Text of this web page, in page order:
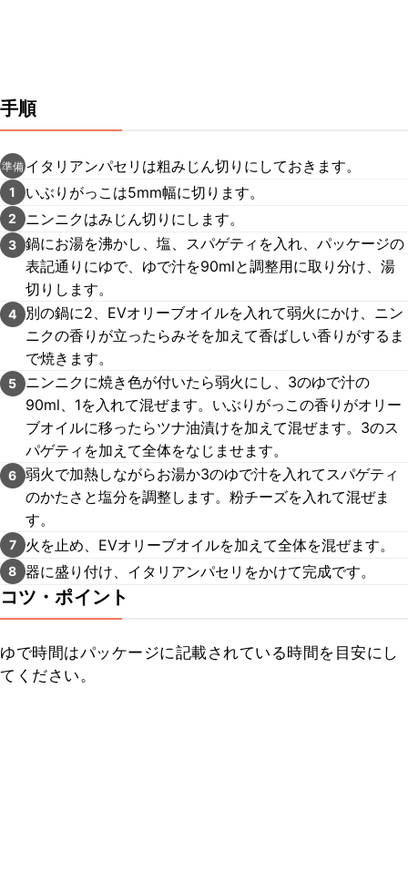
手順
準備 イタリアンパセリは粗みじん切りにしておきます。
1 いぶりがっこは5mm幅に切ります。
2 ニンニクはみじん切りにします。
3 鍋にお湯を沸かし、塩、スパゲティを入れ、パッケージの
表記通りにゆで、ゆで汁を90mlと調整用に取り分け、湯
切りします。
4
別の鍋に2、EVオリーブオイルを入れて弱火にかけ、ニン
ニクの香りが立ったらみそを加えて香ばしい香りがするま
で焼きます。
5
ニンニクに焼き色が付いたら弱火にし、3のゆで汁の
90ml、1を入れて混ぜます。いぶりがっこの香りがオリー
ブオイルに移ったらツナ油漬けを加えて混ぜます。3のス
パゲティを加えて全体をなじませます。
6 弱火で加熱しながらお湯か3のゆで汁を入れてスパゲティ
のかたさと塩分を調整します。粉チーズを入れて混ぜま
す。
7 火を止め、EVオリーブオイルを加えて全体を混ぜます。
8 器に盛り付け、イタリアンパセリをかけて完成です。
コツ・ポイント
ゆで時間はパッケージに記載されている時間を目安にし
てください。